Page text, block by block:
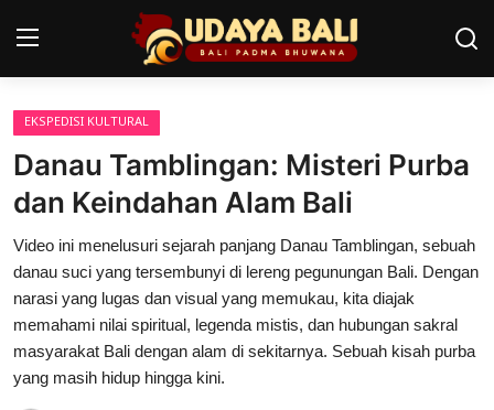
Home
Pura
Desa Adat
Kearifan lokal
Alam Bali
EKSPEDISI KULTURAL
Danau Tamblingan: Misteri Purba
dan Keindahan Alam Bali
Video ini menelusuri sejarah panjang Danau Tamblingan, sebuah
danau suci yang tersembunyi di lereng pegunungan Bali. Dengan
narasi yang lugas dan visual yang memukau, kita diajak
memahami nilai spiritual, legenda mistis, dan hubungan sakral
masyarakat Bali dengan alam di sekitarnya. Sebuah kisah purba
yang masih hidup hingga kini.